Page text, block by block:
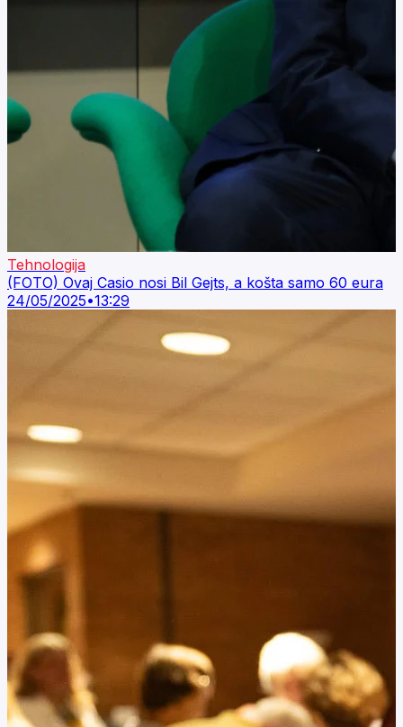
Tehnologija
(FOTO) Ovaj Casio nosi Bil Gejts, a košta samo 60 eura
24/05/2025•13:29